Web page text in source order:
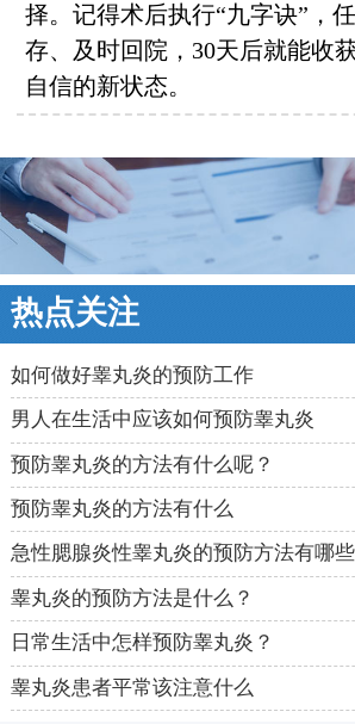
择。记得术后执行“九字诀”，
存、及时回院，30天后就能收
自信的新状态。
热点关注
如何做好睾丸炎的预防工作
男人在生活中应该如何预防睾丸炎
预防睾丸炎的方法有什么呢？
预防睾丸炎的方法有什么
急性腮腺炎性睾丸炎的预防方法有哪些
睾丸炎的预防方法是什么？
日常生活中怎样预防睾丸炎？
睾丸炎患者平常该注意什么